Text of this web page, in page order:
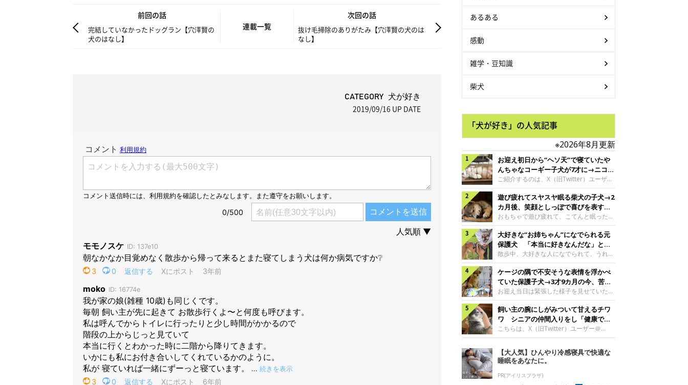
u
前回の話
完結していなかったドッグラン【穴澤賢の
犬のはなし】
連載一覧
次回の話
抜け毛掃除のありがたみ【穴澤賢の犬のは
なし】
CATEGORY 犬が好き
2019/09/16 UP DATE
あるある
感動
雑学・豆知識
柴犬
「犬が好き」の人気記事
※2026年8月更新
お迎え初日から“ヘソ天”で寝ていたや
んちゃなコーギー子犬が7才に→ニコニ
コ“コーギースマイル”が魅力のコに成
長！
ご紹介するのは、X（旧Twitter）ユーザー
＠Kus1oKg2vsgdWS2さんの愛犬でウェル
シュ・コーギー・ペンブロークの神楽ちゃ
ん。今年の8月で7才になるという神楽ちゃ
んですが、いったいどんな子犬時代を過ご
したのでしょうか。今回は、神楽ちゃんの
成長を飼い主さんと振り返ります！神楽ち
ゃんの成長について聞いた！お迎えから数
日後の神楽ちゃん（撮影時生後2カ月）＠
Kus1oKg2vsgdWS2――お迎え当初の神楽
ちゃんの様子について教えてください。飼
い主さん： 「お迎え当日から“ヘソ天”で寝
るようなコでし
遊び疲れてスヤスヤ眠る柴犬の子犬→2
カ月後、笑顔としっぽで喜びを表すコ
に成長！
おもちゃで遊び疲れて、こてんと眠った子
犬。あれから2カ月、表情や行動にさまざ
まな変化が見られるようになりました。遊
び疲れて眠る生後2カ月のなっちゃん遊び
疲れた様子のなっちゃん。@Pkndg_紹介
するのは、X（旧Twitter）ユーザー
@Pkndg_さんの愛犬・なっちゃん（取材
時、生後4カ月／柴犬）。こちらの写真
は、なっちゃんが生後2カ月のころに撮影
された一枚です。この日、なっちゃんは家
族と一緒におもちゃで遊んでいました。た
くさん遊んで疲れたのか、その後は眠り始
めたそうです。眠るなっちゃん。
@Pkndg_
大好きな“お姉ちゃん”になでられる元
保護犬 「本当に好きなんだな」と感
じる表情にほっこり
散歩中、大好きな人になでられて、うれし
そうな表情を見せる元保護犬。甘えるよう
な姿に、見ているこちらまでほっこりしま
す。大好きな“お姉ちゃん”に甘える小次郎
くん妹さんになでてもらい、うれしそうな
表情を見せる小次郎くん（2026年6月撮
影）。@mika_Jimmy紹介するのは、X（旧
Twitter）ユーザー@mika_Jimmyさんの愛
犬・小次郎くん（撮影時5才）。こちら
は、飼い主さんの妹さんと一緒に散歩をし
日、飼い主さんは実家から自宅へ帰る途
中、妹さんと公園で待ち合わせ
ケージの隅で不安そうな表情を浮かべ
ていた保護子犬→3才9カ月の今、苦手
を克服し頼もしいコに成長！
お迎え当日は緊張した様子を見せていた元
野犬の保護子犬。あれから約3年半、苦手
だったことを一つひとつ克服し、家族に寄
り添う姿を見せています。お迎え当日、ケ
ージの隅で不安そうにお迎え当日のシルビ
アちゃん。@nemonemotos今回紹介する
のは、X（旧Twitter）ユーザー
@nemonemotosさんの愛犬・シルビアち
ゃん（撮影当時、生後推定2カ月）。飼い
主さんが「#最初に撮った一枚」として投
飼い主の腕にしがみついて甘えるチワ
ワ シニアの仲間入りをし「健康で穏
やかな暮らしが続いてほしい」と願う
こちらは、X（旧Twitter）ユーザー＠
kotubusuke617さんが投稿した写真。写
っているのは、愛犬でチワワのつぶしゃん
（本名：こつぶちゃん）です。飼い主さん
の腕にしがみつくつぶしゃん（撮影時6
才）＠kotubusuke617撮影当時の状況に
【大人気】ひんやり冷感寝具で快適な
睡眠をあなたに。
PR(アイリスプラザ)